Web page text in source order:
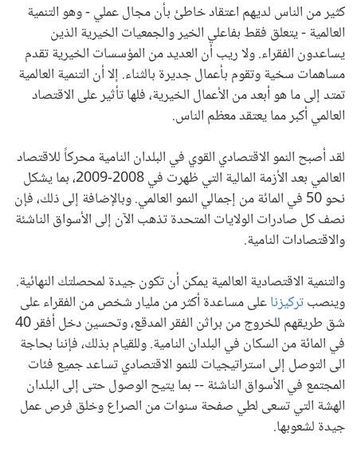
كثير من الناس لديهم اعتقاد خاطئ بأن مجال عملي - وهو التنمية
العالمية - يتعلق فقط بفاعلي الخير والجمعيات الخيرية الذين
يساعدون الفقراء. ولا ريب أن العديد من المؤسسات الخيرية تقدم
مساهمات سخية وتقوم بأعمال جديرة بالثناء. إلا أن التنمية العالمية
تمتد إلى ما هو أبعد من الأعمال الخيرية، فلها تأثير على الاقتصاد
العالمي أكبر مما يعتقد معظم الناس.
لقد أصبح النمو الاقتصادي القوي في البلدان النامية محركاً للاقتصاد
العالمي بعد الأزمة المالية التي ظهرت في 2008-2009، بما يشكل
نحو 50 في المائة من إجمالي النمو العالمي. وبالإضافة إلى ذلك، فإن
نصف كل صادرات الولايات المتحدة تذهب الآن إلى الأسواق الناشئة
والاقتصادات النامية.
والتنمية الاقتصادية العالمية يمكن أن تكون جيدة لمحصلتك النهائية.
وينصبتركيزناعلى مساعدة أكثر من مليار شخص من الفقراء على
شق طريقهم للخروج من براثن الفقر المدقع، وتحسين دخل أفقر 40
في المائة من السكان في البلدان النامية. وللقيام بذلك، فإننا بحاجة
الى التوصل إلى استراتيجيات للنمو الاقتصادي تساعد جميع فئات
المجتمع في الأسواق الناشئة -- بما يتيح الوصول حتى إلى البلدان
الهشة التي تسعى لطي صفحة سنوات من الصراع وخلق فرص عمل
جيدة لشعوبها.